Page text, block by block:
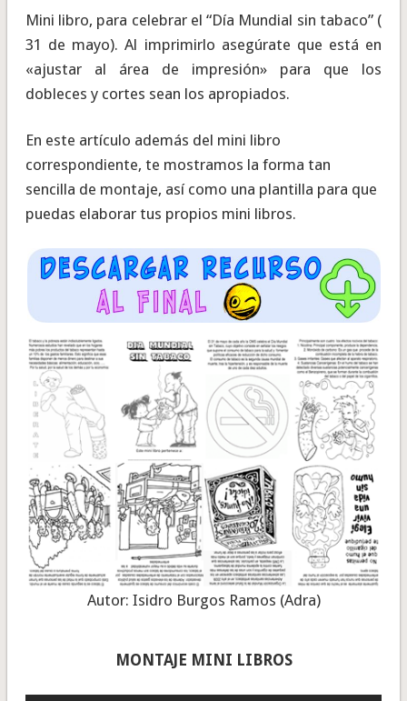
Mini libro, para celebrar el “Día Mundial sin tabaco” (
31 de mayo). Al imprimirlo asegúrate que está en
«ajustar al área de impresión» para que los
dobleces y cortes sean los apropiados.
En este artículo además del mini libro
correspondiente, te mostramos la forma tan
sencilla de montaje, así como una plantilla para que
puedas elaborar tus propios mini libros.
Autor: Isidro Burgos Ramos (Adra)
MONTAJE MINI LIBROS